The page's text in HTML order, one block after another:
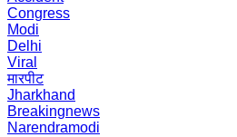
Congress
Modi
Delhi
Viral
मारपीट
Jharkhand
Breakingnews
Narendramodi